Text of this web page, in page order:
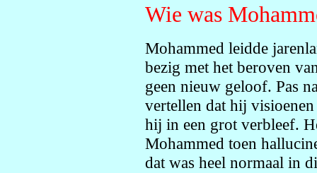
Wie was
Mohammed leidde
bezig met het beroven
geen nieuw geloof. Pas
vertellen dat hij
hij in een grot verbleef.
Mohammed toen
dat was heel normaal in